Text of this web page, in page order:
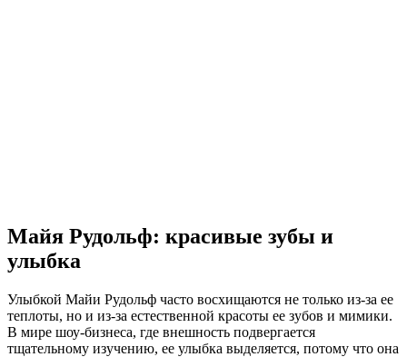
Майя Рудольф: красивые зубы и
улыбка
Улыбкой Майи Рудольф часто восхищаются не только из-за ее
теплоты, но и из-за естественной красоты ее зубов и мимики.
В мире шоу-бизнеса, где внешность подвергается
тщательному изучению, ее улыбка выделяется, потому что она